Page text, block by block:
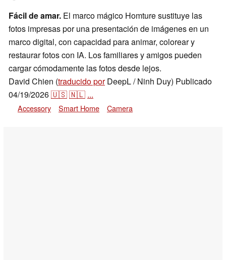
Fácil de amar. El marco mágico Homture sustituye las
fotos impresas por una presentación de imágenes en un
marco digital, con capacidad para animar, colorear y
restaurar fotos con IA. Los familiares y amigos pueden
cargar cómodamente las fotos desde lejos.
David Chien (traducido porDeepL / Ninh Duy) Publicado
04/19/2026🇺🇸🇳🇱 ...
Accessory Smart Home Camera